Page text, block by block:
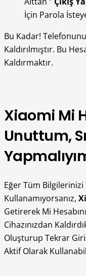
İçin Parola
Bu Kadar!
Kaldırılmıştır. Bu
Kaldırmaktır.
Xiaomi Mi
Unuttum,
Eğer Tüm Bilgilerinizi
Kullanamıyorsanız,
Getirerek Mi
Cihazınızdan
Oluşturup Tekrar
Aktif Olarak